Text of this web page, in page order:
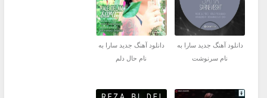
دانلود آهنگ جدید سارا به
نام سرنوشت
دانلود آهنگ جدید سارا به
نام حال دلم